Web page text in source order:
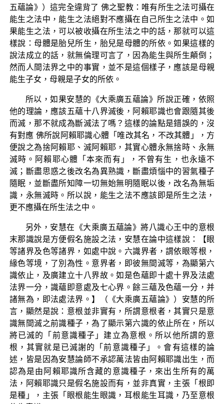
五蘊論》）這完全違背了 佛之聖教：唯有所生之法可攝在
能生之法中，能生之法絕對不應攝在自己所生之法中。如
果能生之法，可以被收攝在所生法之中的話，那就可以這
樣說：母體是胎兒所生，胎兒是母體的所依。如果這樣的
說法成立的話，就無倫理可言了，因為能生與所生顛倒；
然而人間法界之中的事實，並不是這個樣子，應該是母親
能生子女，母親是子女的所依。
所以，如果安慧的《大乘廣五蘊論》所說正確，依照
他的理論，應該五蘊十八界滅後，阿賴耶識也會跟隨其後
而滅，那不就成為斷滅法了嗎？這樣的論點是錯誤的，沒
有對應 佛所說阿賴耶識心體「唯改其名，不改其體」，方
便說之為捨阿賴耶、滅阿賴耶，其實心體永無捨時、永無
滅時。阿賴耶心體「本來而有」，不曾有生，也永遠不
滅；斷盡思惑之後改名為異熟識，斷盡煩惱中的習氣種子
隨眠，並斷盡所知障一切無始無明隨眠以後，改名為無垢
識，永無滅時。所以說，能生之法不應該即是所生之法，
更不應攝在所生法之中。
另外，安慧在《大乘廣五蘊論》將八識心王中的意根
末那識說是方便假名施設之法，安慧在論中這樣說：【眼
等諸界及色等諸界，如處中說。六識界者，謂依眼等根，
緣色等境，了別為性。意界者，即彼無間滅等，為顯第六
識依止，及廣建立十八界故。如是色蘊即十處十界及法處
法界一分，識蘊即意處及七心界。餘三蘊及色蘊一分，并
諸無為，即法處法界。】（《大乘廣五蘊論》）安慧的所
言，顯然是說：意根並非實有，所謂意根者，其實只是意
識無間滅之前識種子，為了顯示第六識的依止所在，所以
將已滅的「前意識種子」建立為意根。所以他所謂的意
根，其實就是已滅謝的「前意識種子」。會有這樣的論
述，皆是因為安慧論師不承認萬法皆由阿賴耶識出生，而
認為是由阿賴耶識所含藏的意識種子，來出生所有的萬
法，阿賴耶識只是假名施設而有，並非真實，主張「根即
是種」，主張「眼根能生眼識，耳根能生耳識，乃至意根